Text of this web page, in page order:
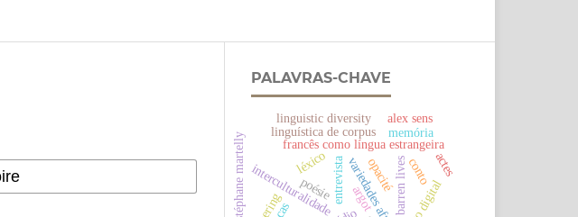
PALAVRAS-CHAVE
francês como língua estrangeira
interculturalidade
linguística de corpus
barren lives
entrevista
stéphane martelly poésie opacité
argot
léxico
linguistic diversity
memória
alex sens
contoactes